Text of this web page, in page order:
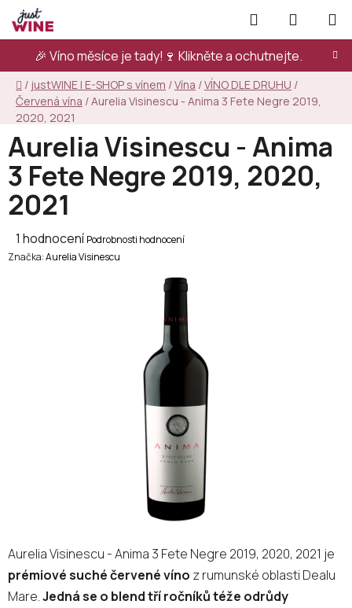
Přejít
na
obsah
🎉 Víno měsíce je tady!🍷 Klikněte a ochutnejte.
Hledat
KOŠÍK
Domů
/ justWINE | E-SHOP s vínem /Vína /VÍNO DLE DRUHU /
Červená vína /Aurelia Visinescu - Anima 3 Fete Negre 2019,
2020, 2021
Aurelia Visinescu - Anima 3 Fete Negre 2019, 2020, 2021 je
prémiové suché červené víno z rumunské oblasti Dealu
Mare.Jedná se o blend tří ročníků téže odrůdy
Aurelia Visinescu - Anima
3 Fete Negre 2019, 2020,
2021
Průměrné
hodnocení
1 hodnocení Podrobnosti hodnocení
Značka:Aurelia Visinescu